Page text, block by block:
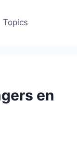
Topics
en